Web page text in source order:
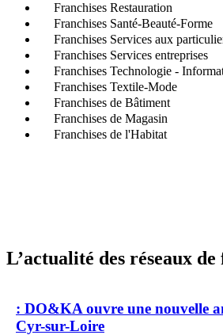
Franchises Restauration
Franchises Santé-Beauté-Forme
Franchises Services aux
Franchises Services entreprises
Franchises Technologie -
Franchises Textile-Mode
Franchises de Bâtiment
Franchises de Magasin
Franchises de l'Habitat
L’actualité des réseaux
: DO&KA ouvre une nouvelle
Cyr-sur-Loire